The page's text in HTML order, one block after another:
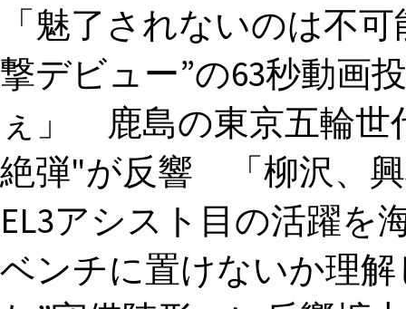
「魅了されないのは不
撃デビュー”の63秒動画
ぇ」 鹿島の東京五輪世
絶弾"が反響 「柳沢、
EL3アシスト目の活躍
ベンチに置けないか理